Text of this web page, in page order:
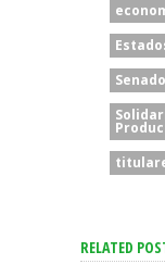
Senado
RELATED